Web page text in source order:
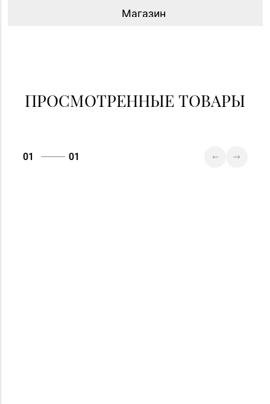
Магазин
Магазин №91
ПРОСМОТРЕННЫЕ ТОВАРЫ
01 01